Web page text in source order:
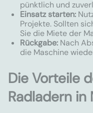
pünktlich und
Einsatz starten:
Projekte. Sollten
Sie die Miete der
Rückgabe: Nach
die Maschine
Die Vorteile
Radladern in